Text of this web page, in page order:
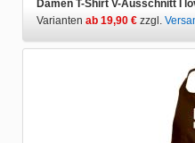
Damen T-Shirt V-Ausschnitt I
Varianten ab 19,90 € zzgl.